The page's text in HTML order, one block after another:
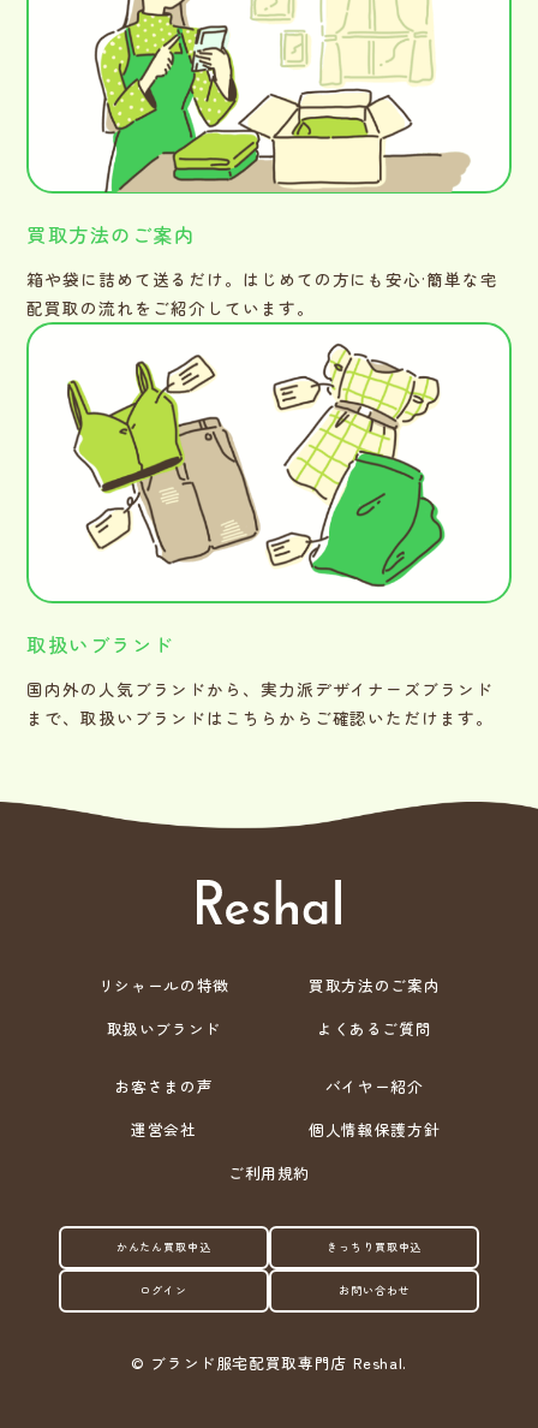
買取方法のご案内
箱や袋に詰めて送るだけ。はじめての方にも安心·簡単な宅
配買取の流れをご紹介しています。
取扱いブランド
国内外の人気ブランドから、実力派デザイナーズブランド
まで、取扱いブランドはこちらからご確認いただけます。
リシャールの特徴
買取方法のご案内
取扱いブランド
よくあるご質問
お客さまの声
バイヤー紹介
運営会社
個人情報保護方針
ご利用規約
かんたん買取申込 きっちり買取申込
ログイン お問い合わせ
© ブランド服宅配買取専門店 Reshal.